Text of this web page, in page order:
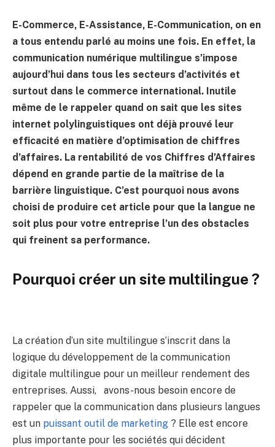
E-Commerce, E-Assistance, E-Communication, on en
a tous entendu parlé au moins une fois. En effet, la
communication numérique multilingue s’impose
aujourd’hui dans tous les secteurs d’activités et
surtout dans le commerce international. Inutile
même de le rappeler quand on sait que les sites
internet polylinguistiques ont déjà prouvé leur
efficacité en matière d’optimisation de chiffres
d’affaires. La rentabilité de vos Chiffres d’Affaires
dépend en grande partie de la maîtrise de la
barrière linguistique. C’est pourquoi nous avons
choisi de produire cet article pour que la langue ne
soit plus pour votre entreprise l’un des obstacles
qui freinent sa performance.
Pourquoi créer un site multilingue ?
La création d’un site multilingue s’inscrit dans la
logique du développement de la communication
digitale multilingue pour un meilleur rendement des
entreprises. Aussi, avons-nous besoin encore de
rappeler que la communication dans plusieurs langues
est un puissant outil de marketing ? Elle est encore
plus importante pour les sociétés qui décident